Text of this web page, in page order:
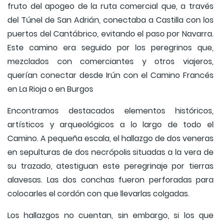
fruto del apogeo de la ruta comercial que, a través
del Túnel de San Adrián, conectaba a Castilla con los
puertos del Cantábrico, evitando el paso por Navarra.
Este camino era seguido por los peregrinos que,
mezclados con comerciantes y otros viajeros,
querían conectar desde Irún con el Camino Francés
en La Rioja o en Burgos
Encontramos destacados elementos históricos,
artísticos y arqueológicos a lo largo de todo el
Camino. A pequeña escala, el hallazgo de dos veneras
en sepulturas de dos necrópolis situadas a la vera de
su trazado, atestiguan este peregrinaje por tierras
alavesas. Las dos conchas fueron perforadas para
colocarles el cordón con que llevarlas colgadas.
Los hallazgos no cuentan, sin embargo, si los que